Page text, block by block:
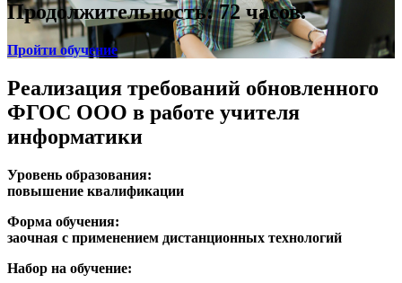
Продолжительность:72 часов.
Пройти обучение
Реализация требований обновленного
ФГОС ООО в работе учителя
информатики
Уровень образования:
повышение квалификации
Форма обучения:
заочная с применением дистанционных технологий
Набор на обучение: